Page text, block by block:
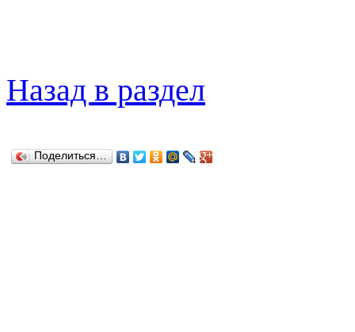
Назад в раздел
Поделиться…